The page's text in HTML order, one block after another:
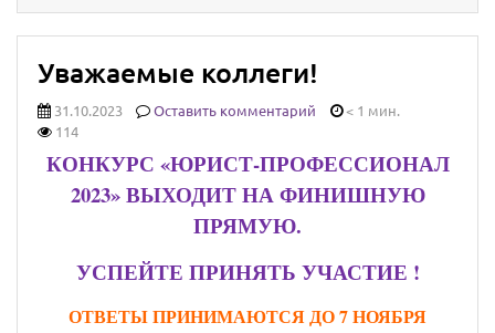
Уважаемые коллеги!
31.10.2023 Оставить комментарий
< 1 мин.
114
КОНКУРС «ЮРИСТ-ПРОФЕССИОНАЛ
2023» ВЫХОДИТ НА ФИНИШНУЮ
ПРЯМУЮ.
УСПЕЙТЕ ПРИНЯТЬ УЧАСТИЕ !
ОТВЕТЫ ПРИНИМАЮТСЯ ДО 7 НОЯБРЯ